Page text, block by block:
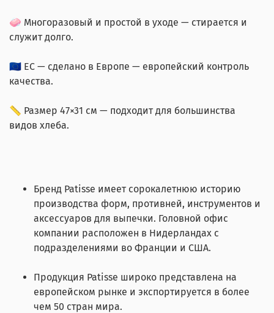
🧼 Многоразовый и простой в уходе — стирается и
служит долго.
🇪🇺 EC — сделано в Европе — европейский контроль
качества.
📏 Размер 47×31 см — подходит для большинства
видов хлеба.
Бренд Patisse имеет сорокалетнюю историю
производства форм, противней, инструментов и
аксессуаров для выпечки. Головной офис
компании расположен в Нидерландах с
подразделениями во Франции и США.
Продукция Patisse широко представлена на
европейском рынке и экспортируется в более
чем 50 стран мира.